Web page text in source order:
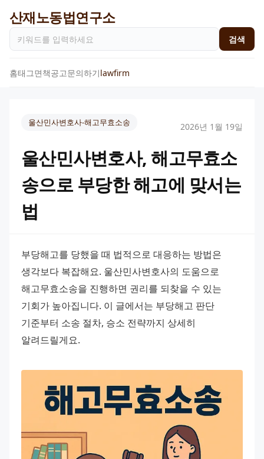
산재노동법연구소
검색
홈태그면책공고문의하기lawfirm
울산민사변호사-해고무효소송 2026년 1월 19일
울산민사변호사, 해고무효소
송으로 부당한 해고에 맞서는
법
부당해고를 당했을 때 법적으로 대응하는 방법은
생각보다 복잡해요. 울산민사변호사의 도움으로
해고무효소송을 진행하면 권리를 되찾을 수 있는
기회가 높아집니다. 이 글에서는 부당해고 판단
기준부터 소송 절차, 승소 전략까지 상세히
알려드릴게요.